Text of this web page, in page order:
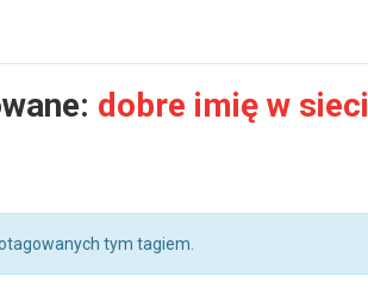
dobre imię w sieci
tym tagiem.